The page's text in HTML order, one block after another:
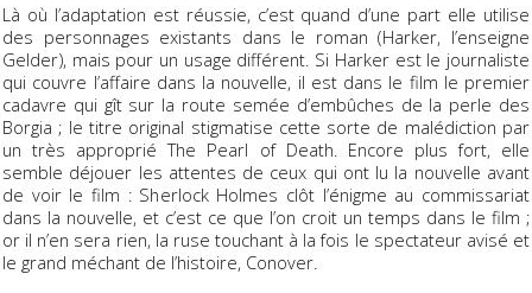
Là où l’adaptation est réussie, c’est quand d’une part elle utilise
des personnages existants dans le roman (Harker, l’enseigne
Gelder), mais pour un usage différent. Si Harker est le journaliste
qui couvre l’affaire dans la nouvelle, il est dans le film le premier
cadavre qui gît sur la route semée d’embûches de la perle des
Borgia ; le titre original stigmatise cette sorte de malédiction par
un très appropriéThe Pearl of Death . Encore plus fort, elle
semble déjouer les attentes de ceux qui ont lu la nouvelle avant
de voir le film : Sherlock Holmes clôt l’énigme au commissariat
dans la nouvelle, et c’est ce que l’on croit un temps dans le film ;
or il n’en sera rien, la ruse touchant à la fois le spectateur avisé et
le grand méchant de l’histoire, Conover.